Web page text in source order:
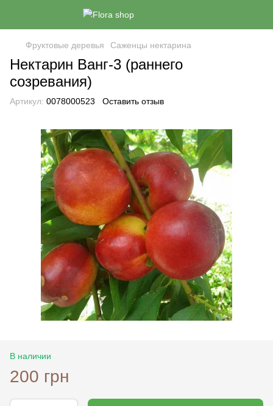
Фруктовые деревья Саженцы нектарина
Нектарин Ванг-3 (раннего
созревания)
Артикул: 0078000523 Оставить отзыв
В наличии
200 грн